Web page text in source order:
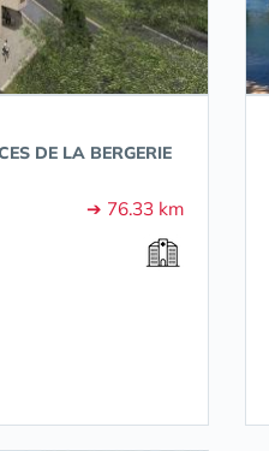
DE LA BERGERIE
➔ 76.33 km